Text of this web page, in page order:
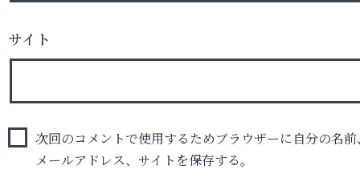
サイト
次回のコメントで使用するためブラウザーに自分の名前
メールアドレス、サイトを保存する。